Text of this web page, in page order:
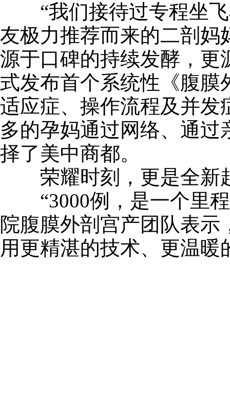
“我们接待过专程坐飞
友极力推荐而来的二剖妈
源于口碑的持续发酵，更
式发布首个系统性《腹膜
适应症、操作流程及并发
多的孕妈通过网络、通
择了美中商都。
荣耀时刻，更是全新
“3000例，是一个里程
院腹膜外剖宫产团队表示
用更精湛的技术、更温暖